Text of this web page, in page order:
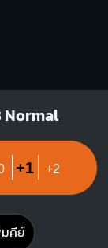
X
1
Normal
+1 +2
มคีย์